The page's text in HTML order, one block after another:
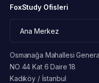
FoxStudy Ofisleri
Osmanağa Mahallesi
NO 44 Kat 6 Daire 18
Kadıköy / İstanbul